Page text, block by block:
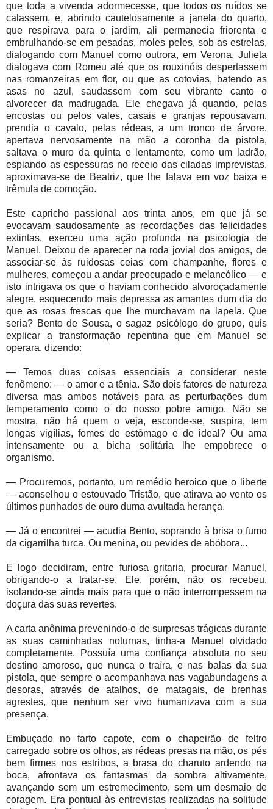
que toda a vivenda adormecesse, que todos os ruídos se
calassem, e, abrindo cautelosamente a janela do quarto,
que respirava para o jardim, ali permanecia friorenta e
embrulhando-se em pesadas, moles peles, sob as estrelas,
dialogando com Manuel como outrora, em Verona, Julieta
dialogava com Romeu até que os rouxinóis despertassem
nas romanzeiras em flor, ou que as cotovias, batendo as
asas no azul, saudassem com seu vibrante canto o
alvorecer da madrugada. Ele chegava já quando, pelas
encostas ou pelos vales, casais e granjas repousavam,
prendia o cavalo, pelas rédeas, a um tronco de árvore,
apertava nervosamente na mão a coronha da pistola,
saltava o muro da quinta e lentamente, como um ladrão,
espiando as espessuras no receio das ciladas imprevistas,
aproximava-se de Beatriz, que lhe falava em voz baixa e
trêmula de comoção.
Este capricho passional aos trinta anos, em que já se
evocavam saudosamente as recordações das felicidades
extintas, exerceu uma ação profunda na psicologia de
Manuel. Deixou de aparecer na roda jovial dos amigos, de
associar-se às ruidosas ceias com champanhe, flores e
mulheres, começou a andar preocupado e melancólico — e
isto intrigava os que o haviam conhecido alvoroçadamente
alegre, esquecendo mais depressa as amantes dum dia do
que as rosas frescas que lhe murchavam na lapela. Que
seria? Bento de Sousa, o sagaz psicólogo do grupo, quis
explicar a transformação repentina que em Manuel se
operara, dizendo:
— Temos duas coisas essenciais a considerar neste
fenômeno: — o amor e a tênia. São dois fatores de natureza
diversa mas ambos notáveis para as perturbações dum
temperamento como o do nosso pobre amigo. Não se
mostra, não há quem o veja, esconde-se, suspira, tem
longas vigílias, fomes de estômago e de ideal? Ou ama
intensamente ou a bicha solitária lhe empobrece o
organismo.
— Procuremos, portanto, um remédio heroico que o liberte
— aconselhou o estouvado Tristão, que atirava ao vento os
últimos punhados de ouro duma avultada herança.
— Já o encontrei — acudia Bento, soprando à brisa o fumo
da cigarrilha turca. Ou menina, ou pevides de abóbora...
E logo decidiram, entre furiosa gritaria, procurar Manuel,
obrigando-o a tratar-se. Ele, porém, não os recebeu,
isolando-se ainda mais para que o não interrompessem na
doçura das suas revertes.
A carta anônima prevenindo-o de surpresas trágicas durante
as suas caminhadas noturnas, tinha-a Manuel olvidado
completamente. Possuía uma confiança absoluta no seu
destino amoroso, que nunca o traíra, e nas balas da sua
pistola, que sempre o acompanhava nas vagabundagens a
desoras, através de atalhos, de matagais, de brenhas
agrestes, que nenhum ser vivo humanizava com a sua
presença.
Embuçado no farto capote, com o chapeirão de feltro
carregado sobre os olhos, as rédeas presas na mão, os pés
bem firmes nos estribos, a brasa do charuto ardendo na
boca, afrontava os fantasmas da sombra altivamente,
avançando sem um estremecimento, sem um desmaio de
coragem. Era pontual às entrevistas realizadas na solitude